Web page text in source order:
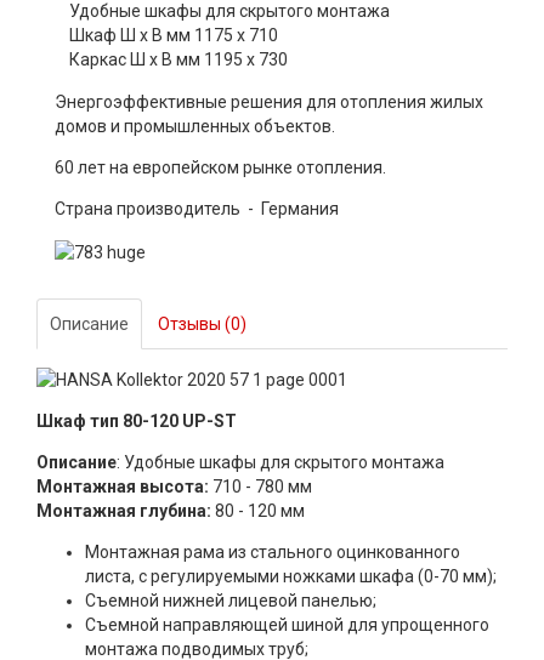
Удобные шкафы для скрытого монтажа
Шкаф Ш х В мм 1175 x 710
Каркас Ш х В мм 1195 x 730
Энергоэффективные решения для отопления жилых
домов и промышленных объектов.
60 лет на европейском рынке отопления.
Страна производитель - Германия
Описание Отзывы (0)
Шкаф тип 80-120 UP-ST
Описание: Удобные шкафы для скрытого монтажа
Монтажная высота: 710 - 780 мм
Монтажная глубина: 80 - 120 мм
Монтажная рама из стального оцинкованного
листа, с регулируемыми ножками шкафа (0-70 мм);
Съемной нижней лицевой панелью;
Съемной направляющей шиной для упрощенного
монтажа подводимых труб;